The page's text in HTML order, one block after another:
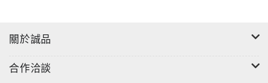
關於誠品
合作洽談